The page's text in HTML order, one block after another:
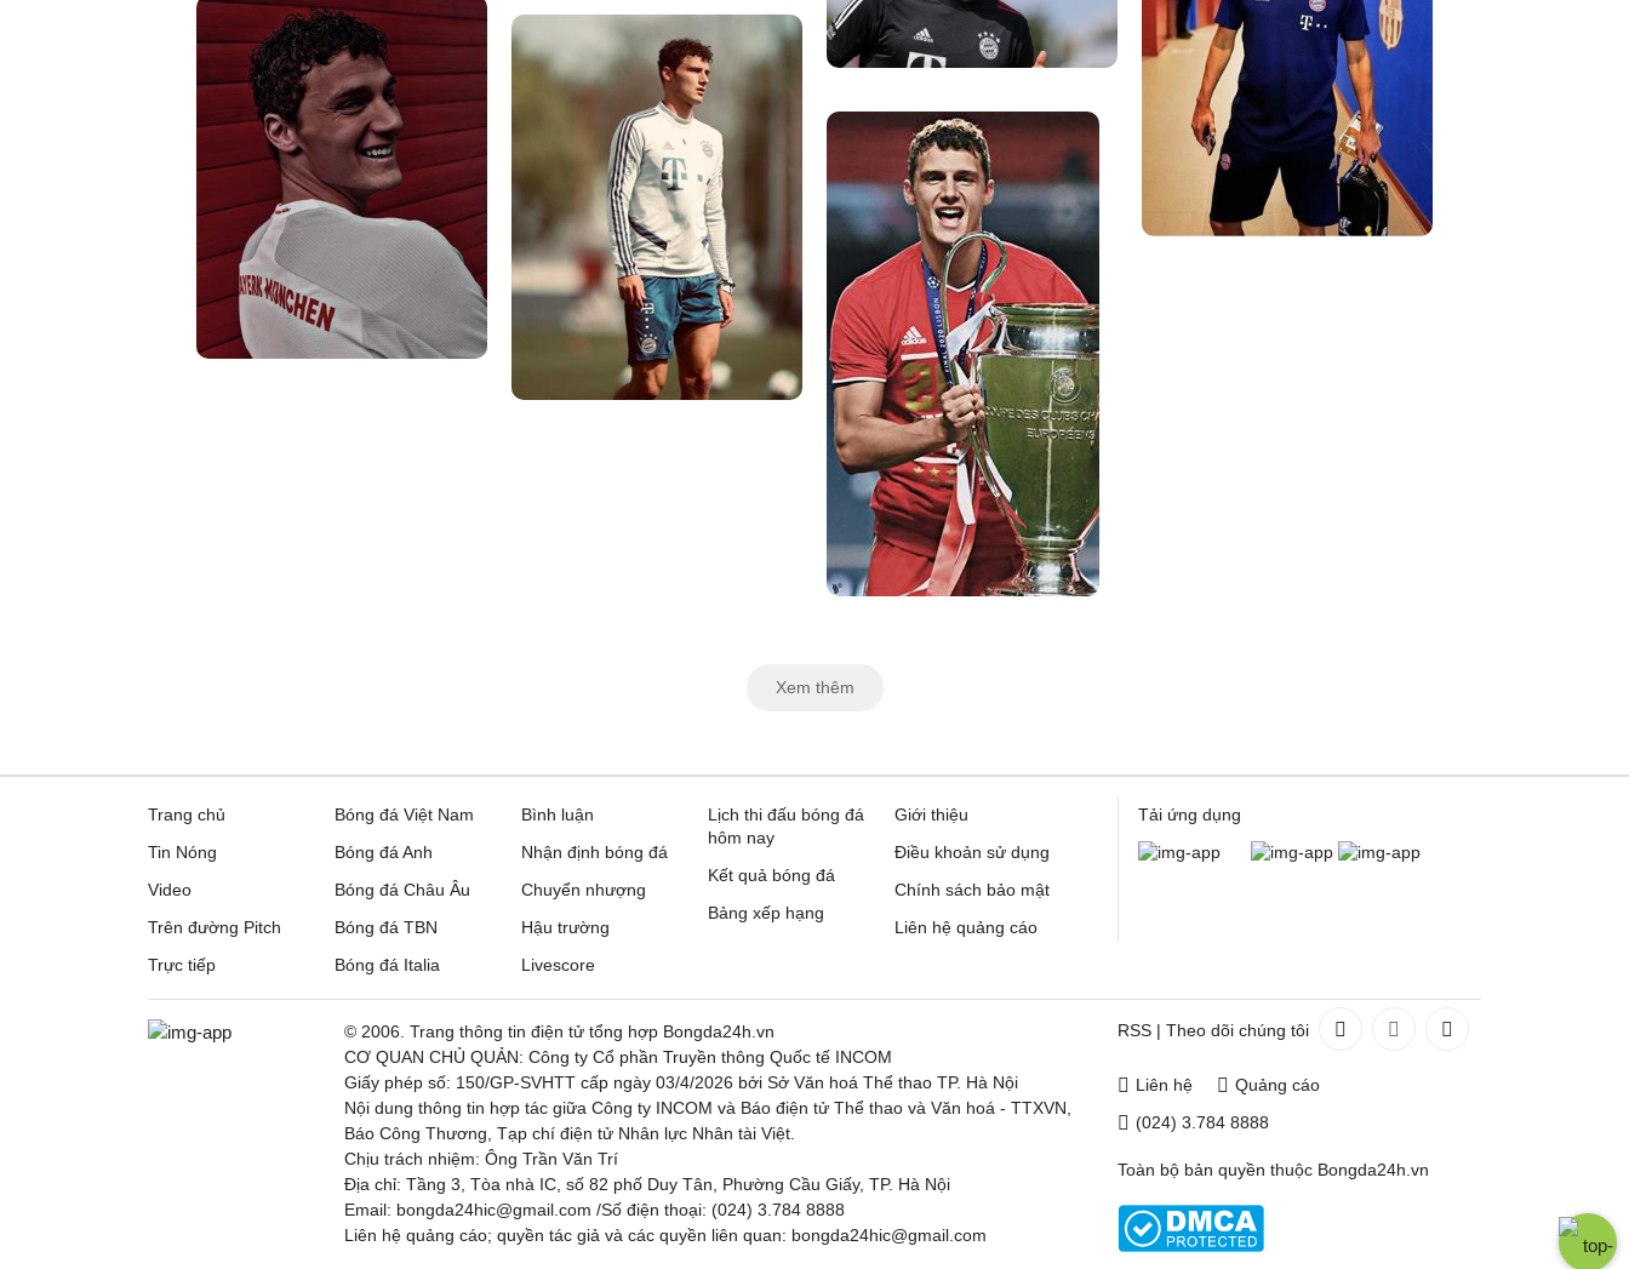
Xem thêm
Trang chủ
Tin Nóng
Video
Trên đường Pitch
Trực tiếp
Bóng đá Việt Nam
Bóng đá Anh
Bóng đá Châu Âu
Bóng đá TBN
Bóng đá Italia
Bình luận
Nhận định bóng đá
Chuyển nhượng
Hậu trường
Livescore
Lịch thi đấu bóng đá
hôm nay
Kết quả bóng đá
Bảng xếp hạng
Giới thiệu
Điều khoản sử dụng
Chính sách bảo mật
Liên hệ quảng cáo
Tải ứng dụng
© 2006. Trang thông tin điện tử tổng hợp Bongda24h.vn
CƠ QUAN CHỦ QUẢN: Công ty Cổ phần Truyền thông Quốc tế INCOM
Giấy phép số: 150/GP-SVHTT cấp ngày 03/4/2026 bởi Sở Văn hoá Thể thao TP. Hà Nội
Nội dung thông tin hợp tác giữa Công ty INCOM và Báo điện tử Thể thao và Văn hoá - TTXVN,
Báo Công Thương, Tạp chí điện tử Nhân lực Nhân tài Việt.
Chịu trách nhiệm: Ông Trần Văn Trí
Địa chỉ: Tầng 3, Tòa nhà IC, số 82 phố Duy Tân, Phường Cầu Giấy, TP. Hà Nội
Email: bongda24hic@gmail.com /Số điện thoại: (024) 3.784 8888
Liên hệ quảng cáo; quyền tác giả và các quyền liên quan: bongda24hic@gmail.com
RSS | Theo dõi chúng tôi
Liên hệ
Quảng cáo
(024) 3.784 8888
Toàn bộ bản quyền thuộc Bongda24h.vn